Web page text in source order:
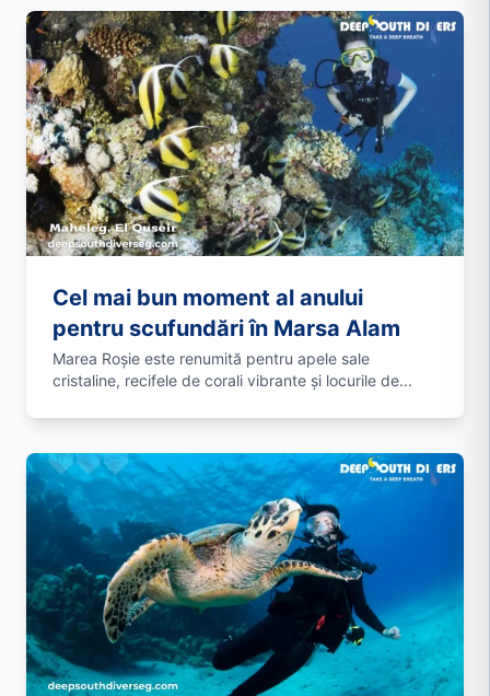
Cel mai bun moment al anului
pentru scufundări în Marsa Alam
Marea Roșie este renumită pentru apele sale
cristaline, recifele de corali vibrante și locurile de...